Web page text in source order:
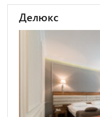
Делюкс